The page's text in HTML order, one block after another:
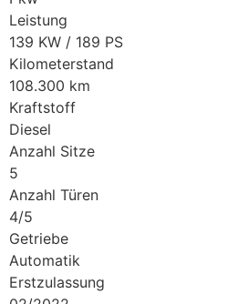
Leistung
139 KW / 189 PS
Kilometerstand
108.300 km
Kraftstoff
Diesel
Anzahl Sitze
5
Anzahl Türen
4/5
Getriebe
Automatik
Erstzulassung